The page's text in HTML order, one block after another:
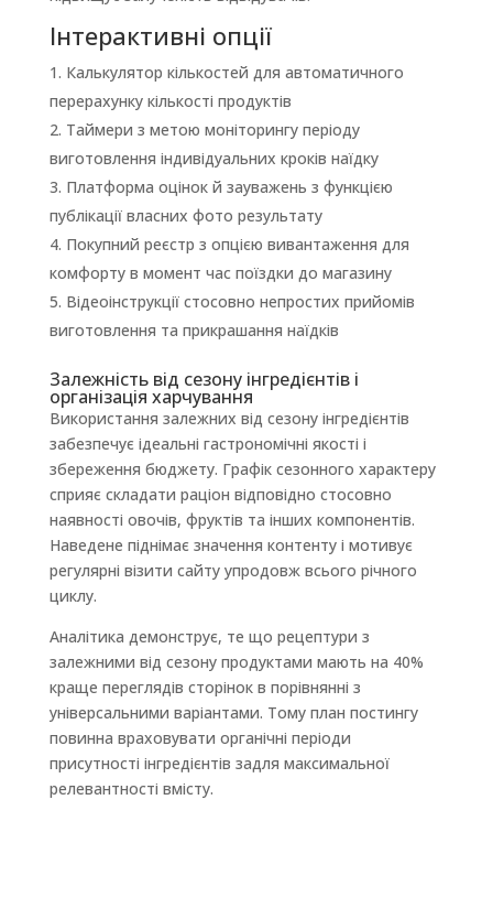
Інтерактивні опції
Калькулятор кількостей для автоматичного
перерахунку кількості продуктів
Таймери з метою моніторингу періоду
виготовлення індивідуальних кроків наїдку
Платформа оцінок й зауважень з функцією
публікації власних фото результату
Покупний реєстр з опцією вивантаження для
комфорту в момент час поїздки до магазину
Відеоінструкції стосовно непростих прийомів
виготовлення та прикрашання наїдків
Залежність від сезону інгредієнтів і
організація харчування
Використання залежних від сезону інгредієнтів
забезпечує ідеальні гастрономічні якості і
збереження бюджету. Графік сезонного характеру
сприяє складати раціон відповідно стосовно
наявності овочів, фруктів та інших компонентів.
Наведене піднімає значення контенту і мотивує
регулярні візити сайту упродовж всього річного
циклу.
Аналітика демонструє, те що рецептури з
залежними від сезону продуктами мають на 40%
краще переглядів сторінок в порівнянні з
універсальними варіантами. Тому план постингу
повинна враховувати органічні періоди
присутності інгредієнтів задля максимальної
релевантності вмісту.